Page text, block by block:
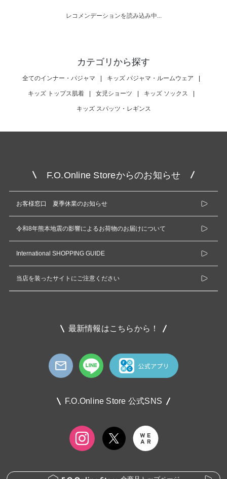
レコメンデーションを読み込み中...
カテゴリから探す
全てのインナー・パジャマ | キッズ パジャマ・ルームウェア |
キッズ トップス肌着 | 女児ショーツ | キッズ ソックス |
キッズ スパッツ・レギンス
F.O.Online Storeからのお知らせ
お客様窓口 夏季休業のお知らせ
令和8年熊本地震の影響によるお荷物のお届けについて
International SHOPPING GUIDE
当店を装ったサイトにご注意ください
最新情報はこちらから！
F.O.Online Store 公式SNS